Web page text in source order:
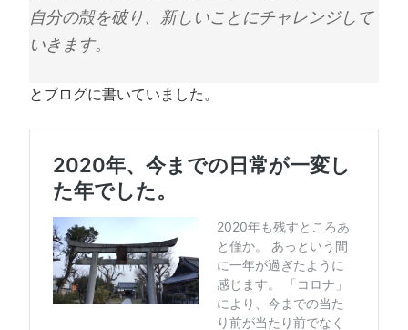
自分の殻を破り、新しいことにチャレンジして
いきます。
とブログに書いていました。